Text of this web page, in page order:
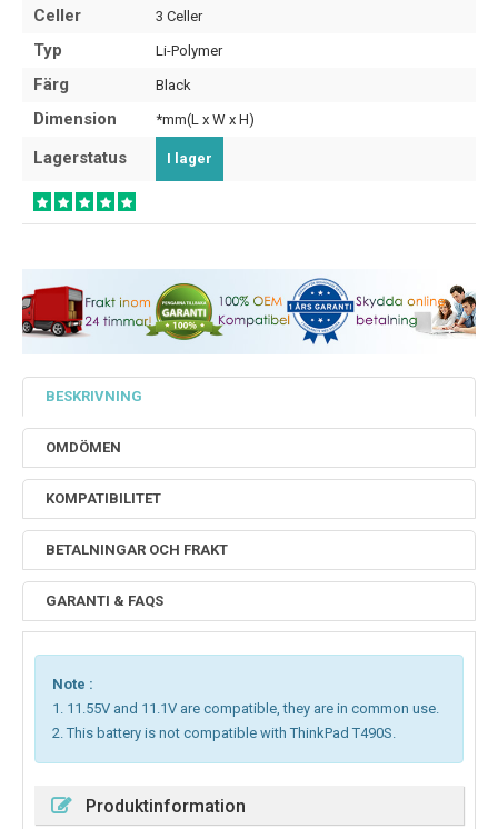
Celler 3 Celler
Typ Li-Polymer
Färg Black
Dimension *mm(L x W x H)
Lagerstatus I lager
BESKRIVNING
OMDÖMEN
KOMPATIBILITET
BETALNINGAR OCH FRAKT
GARANTI & FAQS
Note :
1. 11.55V and 11.1V are compatible, they are in common use.
2. This battery is not compatible with ThinkPad T490S.
Produktinformation